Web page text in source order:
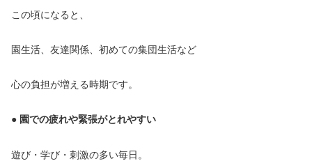
この頃になると、
園生活、友達関係、初めての集団生活など
心の負担が増える時期です。
● 園での疲れや緊張がとれやすい
遊び・学び・刺激の多い毎日。